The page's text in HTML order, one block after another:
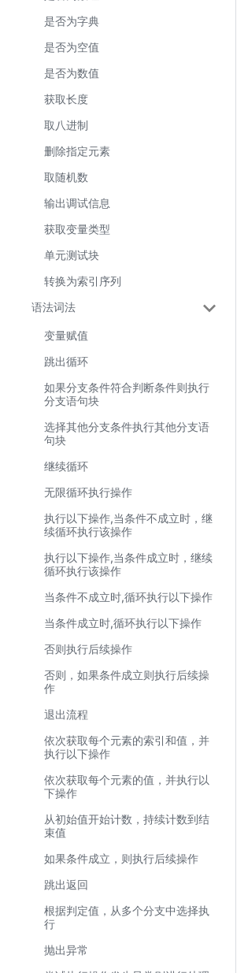
是否为字典
是否为空值
是否为数值
获取长度
取八进制
删除指定元素
取随机数
输出调试信息
获取变量类型
单元测试块
转换为索引序列
语法词法
变量赋值
跳出循环
如果分支条件符合判断条件则执行
分支语句块
选择其他分支条件执行其他分支语
句块
继续循环
无限循环执行操作
执行以下操作,当条件不成立时，继
续循环执行该操作
执行以下操作,当条件成立时，继续
循环执行该操作
当条件不成立时,循环执行以下操作
当条件成立时,循环执行以下操作
否则执行后续操作
否则，如果条件成立则执行后续操
作
退出流程
依次获取每个元素的索引和值，并
执行以下操作
依次获取每个元素的值，并执行以
下操作
从初始值开始计数，持续计数到结
束值
如果条件成立，则执行后续操作
跳出返回
根据判定值，从多个分支中选择执
行
抛出异常